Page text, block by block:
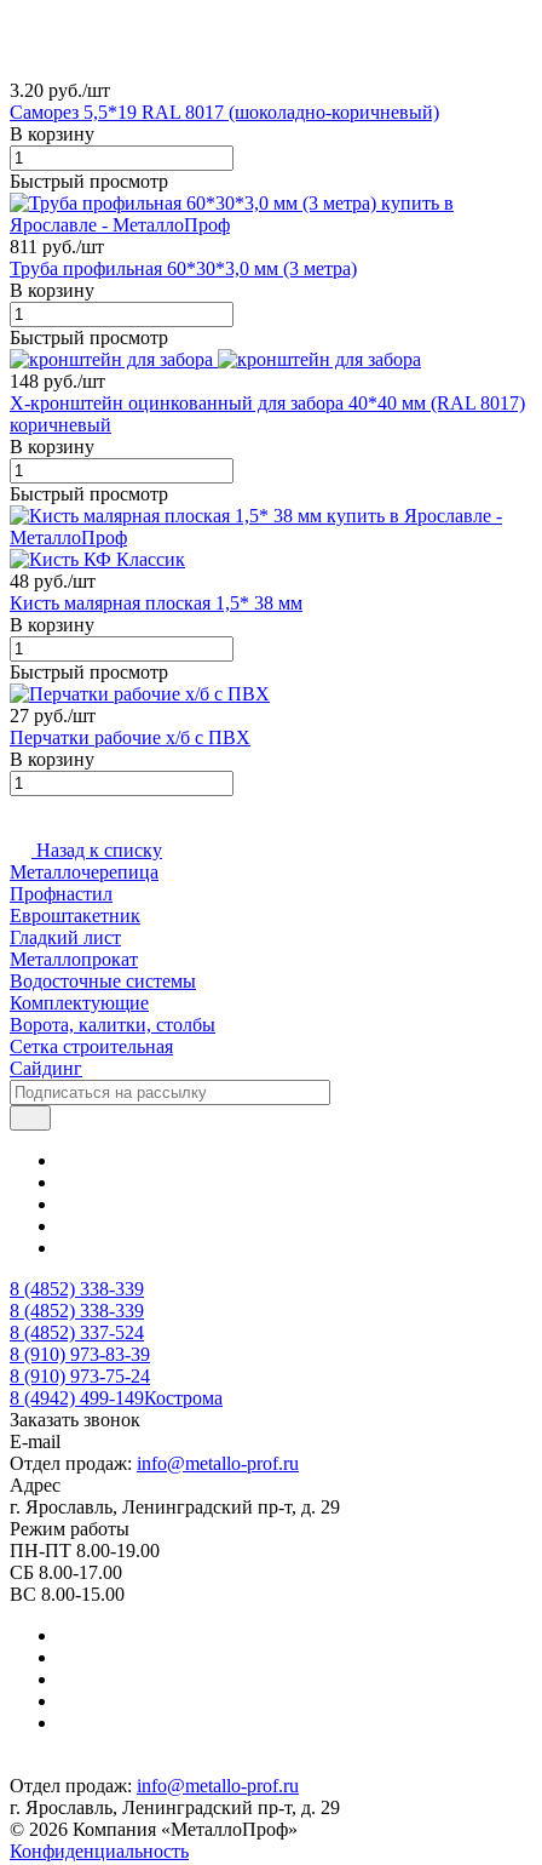
3.20 руб./шт
Саморез 5,5*19 RAL 8017 (шоколадно-коричневый)
В корзину
Быстрый просмотр
811 руб./шт
Труба профильная 60*30*3,0 мм (3 метра)
В корзину
Быстрый просмотр
148 руб./шт
X-кронштейн оцинкованный для забора 40*40 мм (RAL 8017)
коричневый
В корзину
Быстрый просмотр
48 руб./шт
Кисть малярная плоская 1,5* 38 мм
В корзину
Быстрый просмотр
27 руб./шт
Перчатки рабочие х/б с ПВХ
В корзину
Назад к списку
Металлочерепица
Профнастил
Евроштакетник
Гладкий лист
Металлопрокат
Водосточные системы
Комплектующие
Ворота, калитки, столбы
Сетка строительная
Сайдинг
8 (4852) 338-339
8 (4852) 338-339
8 (4852) 337-524
8 (910) 973-83-39
8 (910) 973-75-24
8 (4942) 499-149Кострома
Заказать звонок
E-mail
Отдел продаж: info@metallo-prof.ru
Адрес
г. Ярославль, Ленинградский пр-т, д. 29
Режим работы
ПН-ПТ 8.00-19.00
СБ 8.00-17.00
ВС 8.00-15.00
Отдел продаж: info@metallo-prof.ru
г. Ярославль, Ленинградский пр-т, д. 29
© 2026 Компания «МеталлоПроф»
Конфиденциальность